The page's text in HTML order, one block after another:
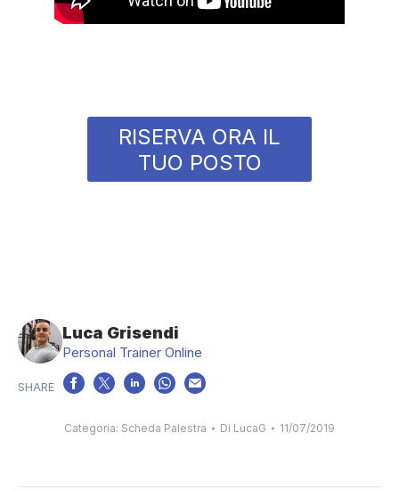
RISERVA ORA IL
TUO POSTO
Luca Grisendi
Personal Trainer Online
Categoria: Scheda Palestra Di LucaG 11/07/2019